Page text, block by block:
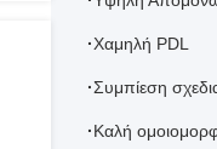
·Χαμηλή PDL
·Συμπίεση
·Καλή